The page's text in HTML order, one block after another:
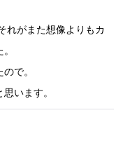
れがまた想像よりもカ
で。
います。